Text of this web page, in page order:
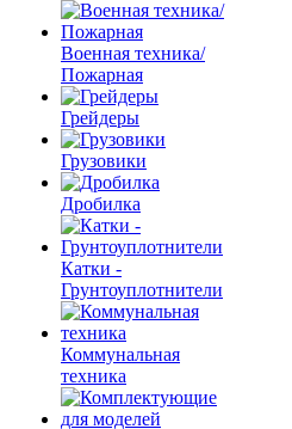
Военная техника/
Пожарная
Грейдеры
Грузовики
Дробилка
Катки -
Грунтоуплотнители
Коммунальная
техника